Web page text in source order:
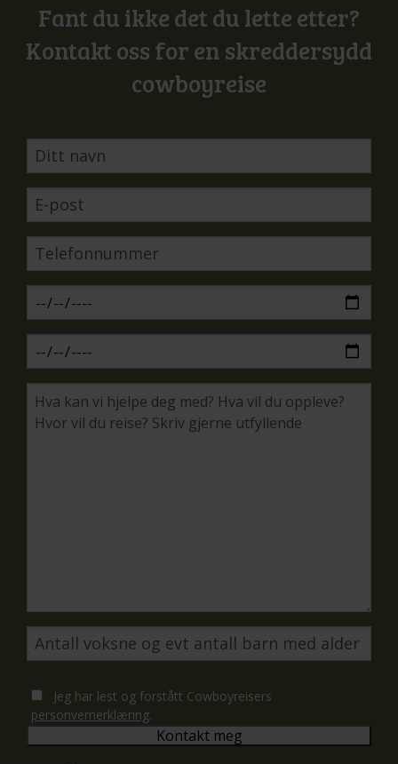
Fant du ikke det du lette etter?
Kontakt oss for en skreddersydd
cowboyreise
Jeg har lest og forstått Cowboyreisers
personvernerklæring.